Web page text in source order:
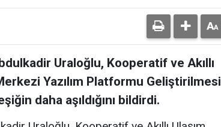
Uraloğlu, Kooperatif ve Akıllı
Yazılım Platformu Geliştirilmesi
daha aşıldığını bildirdi.